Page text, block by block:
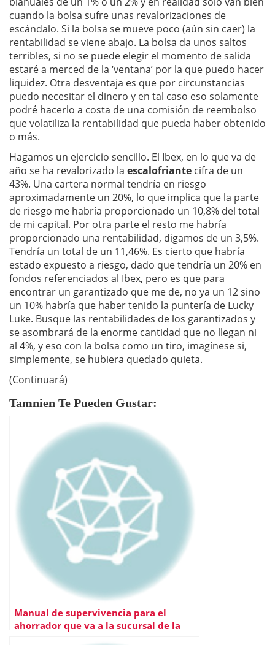
cuando la bolsa sufre unas revalorizaciones de
escándalo. Si la bolsa se mueve poco (aún sin caer) la
rentabilidad se viene abajo. La bolsa da unos saltos
terribles, si no se puede elegir el momento de salida
estaré a merced de la ‘ventana’ por la que puedo hacer
liquidez. Otra desventaja es que por circunstancias
puedo necesitar el dinero y en tal caso eso solamente
podré hacerlo a costa de una comisión de reembolso
que volatiliza la rentabilidad que pueda haber obtenido
o más.
Hagamos un ejercicio sencillo. El Ibex, en lo que va de
año se ha revalorizado la escalofriante cifra de un
43%. Una cartera normal tendría en riesgo
aproximadamente un 20%, lo que implica que la parte
de riesgo me habría proporcionado un 10,8% del total
de mi capital. Por otra parte el resto me habría
proporcionado una rentabilidad, digamos de un 3,5%.
Tendría un total de un 11,46%. Es cierto que habría
estado expuesto a riesgo, dado que tendría un 20% en
fondos referenciados al Ibex, pero es que para
encontrar un garantizado que me de, no ya un 12 sino
un 10% habría que haber tenido la puntería de Lucky
Luke. Busque las rentabilidades de los garantizados y
se asombrará de la enorme cantidad que no llegan ni
al 4%, y eso con la bolsa como un tiro, imagínese si,
simplemente, se hubiera quedado quieta.
(Continuará)
Tamnien Te Pueden Gustar:
Manual de supervivencia para el
ahorrador que va a la sucursal de la